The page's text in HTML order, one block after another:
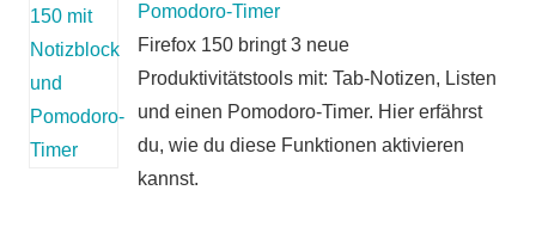
Pomodoro-Timer
Firefox 150 bringt 3 neue
Produktivitätstools mit: Tab-Notizen, Listen
und einen Pomodoro-Timer. Hier erfährst
du, wie du diese Funktionen aktivieren
kannst.